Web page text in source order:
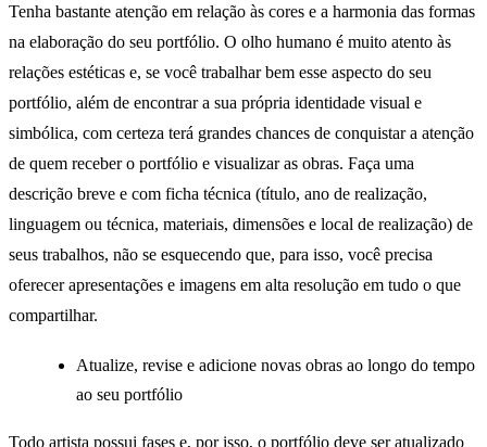
Tenha bastante atenção em relação às cores e a harmonia das formas
na elaboração do seu portfólio. O olho humano é muito atento às
relações estéticas e, se você trabalhar bem esse aspecto do seu
portfólio, além de encontrar a sua própria identidade visual e
simbólica, com certeza terá grandes chances de conquistar a atenção
de quem receber o portfólio e visualizar as obras. Faça uma
descrição breve e com ficha técnica (título, ano de realização,
linguagem ou técnica, materiais, dimensões e local de realização) de
seus trabalhos, não se esquecendo que, para isso, você precisa
oferecer apresentações e imagens em alta resolução em tudo o que
compartilhar.
Atualize, revise e adicione novas obras ao longo do tempo
ao seu portfólio
Todo artista possui fases e, por isso, o portfólio deve ser atualizado